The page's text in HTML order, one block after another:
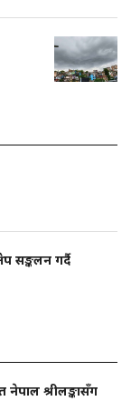
सङ्कलन गर्दै
नेपाल श्रीलङ्कासँग